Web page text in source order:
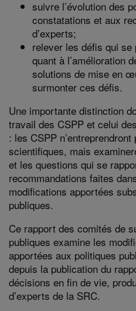
suivre l’évolution des
constatations et aux
d’experts;
relever les défis qui
quant à l’amélioration
solutions de mise en
surmonter ces défis.
Une importante distinction
travail des CSPP et celui
: les CSPP
scientifiques, mais
et les questions qui se
recommandations faites
modifications apportées
publiques.
Ce rapport des comités de
publiques examine les
apportées aux politiques
depuis la publication du
décisions en fin de vie,
d’experts de la SRC.